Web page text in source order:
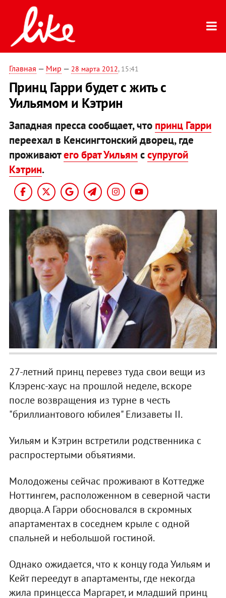
Главная — Мир — 28 марта 2012, 15:41
Принц Гарри будет с жить с
Уильямом и Кэтрин
Западная пресса сообщает, что принц Гарри
переехал в Кенсингтонский дворец, где
проживаютего брат Уильям ссупругой
Кэтрин.
27-летний принц перевез туда свои вещи из
Клэренс-хаус на прошлой неделе, вскоре
после возвращения из турне в честь
"бриллиантового юбилея" Елизаветы II.
Уильям и Кэтрин встретили родственника с
распростертыми объятиями.
Молодожены сейчас проживают в Коттедже
Ноттингем, расположенном в северной части
дворца. А Гарри обосновался в скромных
апартаментах в соседнем крыле с одной
спальней и небольшой гостиной.
Однако ожидается, что к концу года Уильям и
Кейт переедут в апартаменты, где некогда
жила принцесса Маргарет, и младший принц